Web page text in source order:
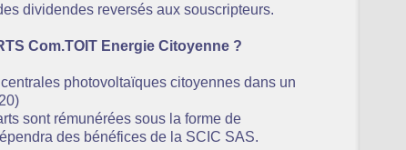
dividendes reversés aux souscripteurs.
Com.TOIT Energie Citoyenne ?
photovoltaïques citoyennes dans un
sont rémunérées sous la forme de
des bénéfices de la SCIC SAS.